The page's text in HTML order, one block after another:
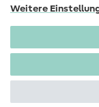
Weitere
Impressum
Copyright 2026